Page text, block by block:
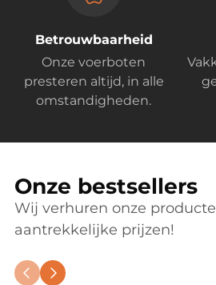
Betrouwbaarheid
Onze voerboten
presteren altijd, in alle
omstandigheden.
Onze bestsellers
Wij verhuren onze
aantrekkelijke prijzen!